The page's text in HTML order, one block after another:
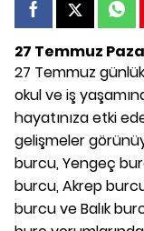
27 Temmuz
27 Temmuz
okul ve iş
hayatınıza etki
gelişmeler
burcu, Yengeç
burcu, Akrep
burcu ve Balık